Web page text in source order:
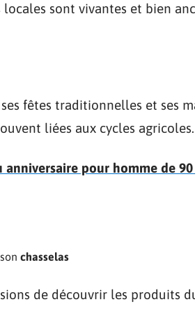
sont vivantes et bien
fêtes traditionnelles et ses
liées aux cycles
anniversaire pour homme de 90
chasselas
de découvrir les produits